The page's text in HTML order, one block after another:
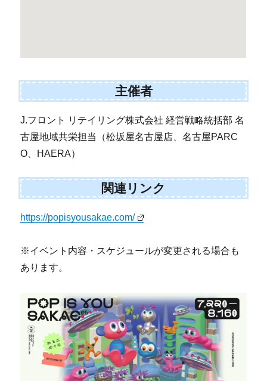
主催者
J.フロント リテイリング株式会社 経営戦略統括部 名
古屋地域共栄担当（松坂屋名古屋店、名古屋PARC
O、HAERA）
関連リンク
https://popisyousakae.com/
※イベント内容・スケジュールが変更される場合も
あります。